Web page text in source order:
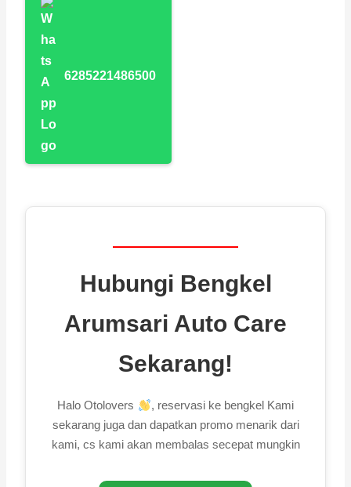
6285221486500
Hubungi Bengkel
Arumsari Auto Care
Sekarang!
Halo Otolovers
, reservasi ke bengkel Kami
sekarang juga dan dapatkan promo menarik dari
kami, cs kami akan membalas secepat mungkin